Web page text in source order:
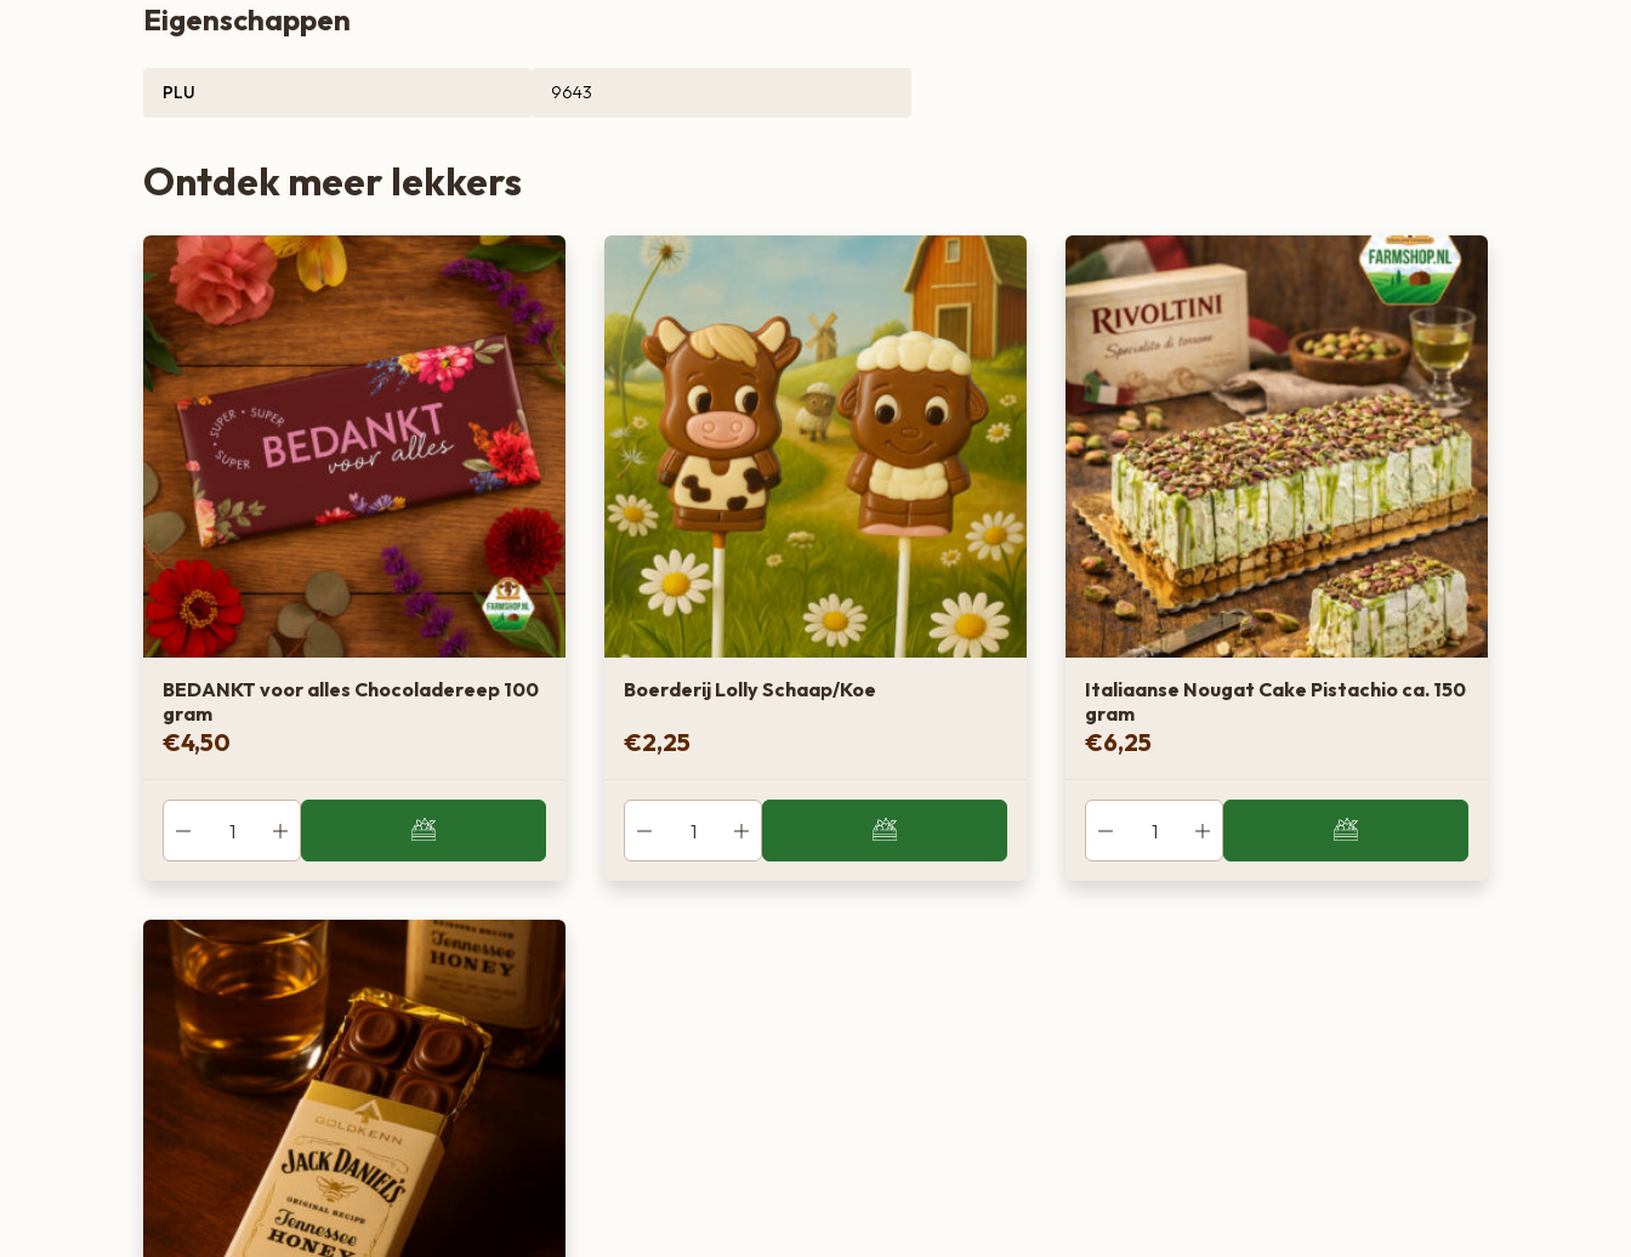
Eigenschappen
PLU 9643
Ontdek meer lekkers
BEDANKT voor alles Chocoladereep 100
gram
€4,50
Boerderij Lolly Schaap/Koe
€2,25
Italiaanse Nougat Cake Pistachio ca. 150
gram
€6,25